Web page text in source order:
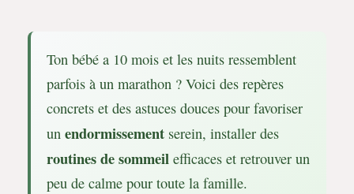
Ton bébé a 10 mois et les nuits ressemblent
parfois à un marathon ? Voici des repères
concrets et des astuces douces pour favoriser
un endormissement serein, installer des
routines de sommeil efficaces et retrouver un
peu de calme pour toute la famille.